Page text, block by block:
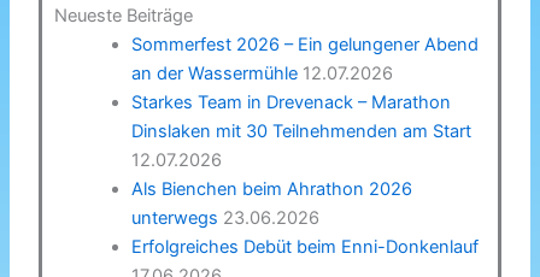
Neueste Beiträge
Sommerfest 2026 – Ein gelungener Abend
an der Wassermühle 12.07.2026
Starkes Team in Drevenack – Marathon
Dinslaken mit 30 Teilnehmenden am Start
12.07.2026
Als Bienchen beim Ahrathon 2026
unterwegs 23.06.2026
Erfolgreiches Debüt beim Enni-Donkenlauf